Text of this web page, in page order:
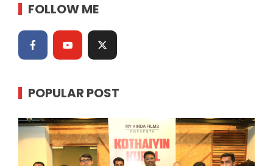
FOLLOW ME
POPULAR POST